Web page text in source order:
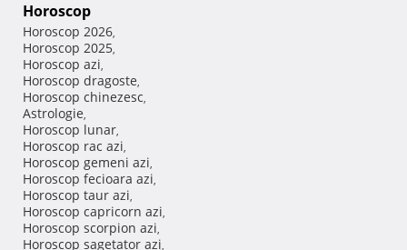
Horoscop
Horoscop 2026,
Horoscop 2025,
Horoscop azi,
Horoscop dragoste,
Horoscop chinezesc,
Astrologie,
Horoscop lunar,
Horoscop rac azi,
Horoscop gemeni azi,
Horoscop fecioara azi,
Horoscop taur azi,
Horoscop capricorn azi,
Horoscop scorpion azi,
Horoscop sagetator azi,